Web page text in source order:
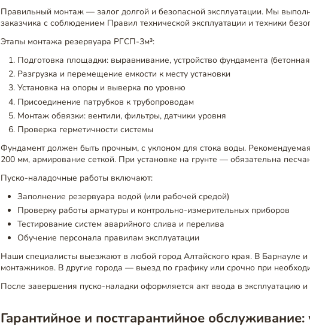
Правильный монтаж — залог долгой и безопасной эксплуатации. Мы
заказчика с соблюдением Правил технической эксплуатации и техники
Этапы монтажа резервуара РГСП-3м³:
Подготовка площадки: выравнивание, устройство фундамента
Разгрузка и перемещение емкости к месту установки
Установка на опоры и выверка по уровню
Присоединение патрубков к трубопроводам
Монтаж обвязки: вентили, фильтры, датчики уровня
Проверка герметичности системы
Фундамент должен быть прочным, с уклоном для стока воды.
200 мм, армирование сеткой. При установке на грунте — обязательна
Пуско-наладочные работы включают:
Заполнение резервуара водой (или рабочей средой)
Проверку работы арматуры и контрольно-измерительных приборов
Тестирование систем аварийного слива и перелива
Обучение персонала правилам эксплуатации
Наши специалисты выезжают в любой город Алтайского края. В Барнауле
монтажников. В другие города — выезд по графику или срочно при
После завершения пуско-наладки оформляется акт ввода в эксплуатацию
Гарантийное и постгарантийное обслуживание: